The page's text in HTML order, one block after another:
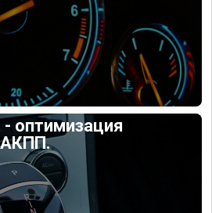
оптимизация
АКПП.